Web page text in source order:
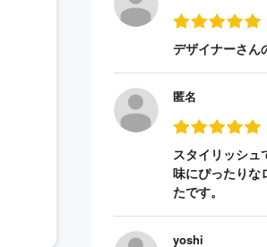
デザイナーさん
匿名
スタイリッシュ
味にぴったりな
たです。
yoshi